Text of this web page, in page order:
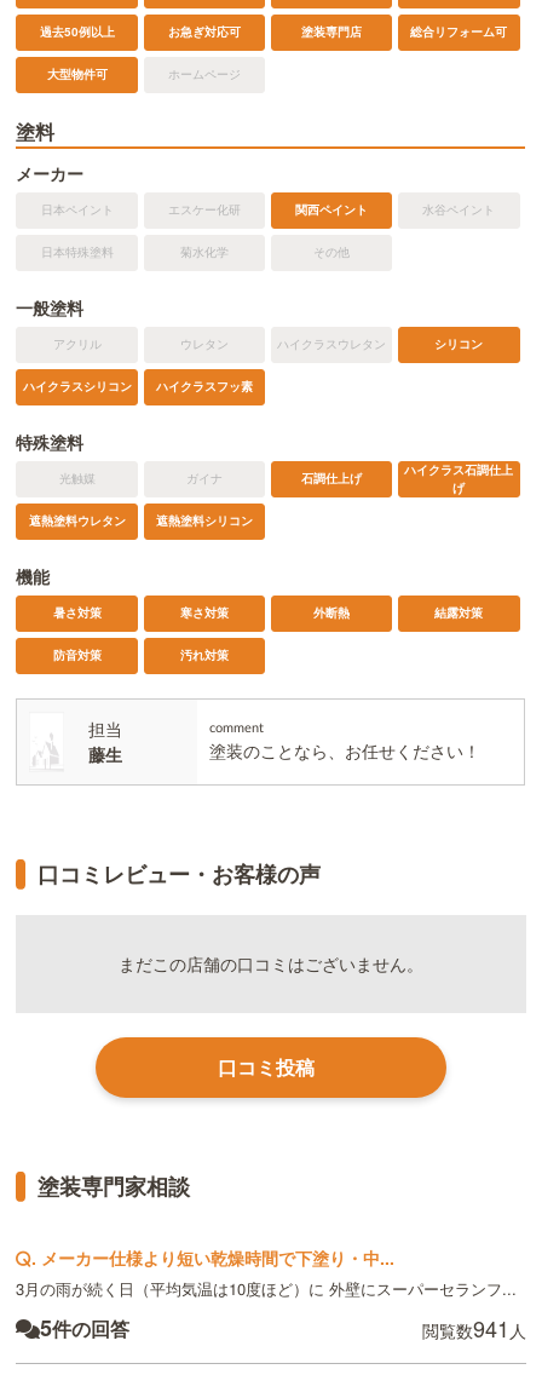
過去50例以上 お急ぎ対応可 塗装専門店 総合リフォーム可
大型物件可 ホームページ
塗料
メーカー
日本ペイント エスケー化研 関西ペイント 水谷ペイント
日本特殊塗料 菊水化学 その他
一般塗料
アクリル ウレタン ハイクラスウレタン シリコン
ハイクラスシリコン ハイクラスフッ素
特殊塗料
光触媒 ガイナ 石調仕上げ
ハイクラス石調仕上
げ
遮熱塗料ウレタン
遮熱塗料シリコン
機能
暑さ対策 寒さ対策 外断熱 結露対策
防音対策 汚れ対策
担当
藤生
comment
塗装のことなら、お任せください！
口コミレビュー・お客様の声
まだこの店舗の口コミはございません。
口コミ投稿
塗装専門家相談
. メーカー仕様より短い乾燥時間で下塗り・中...
3月の雨が続く日（平均気温は10度ほど）に 外壁にスーパーセランフ...
5件の回答 閲覧数941 人